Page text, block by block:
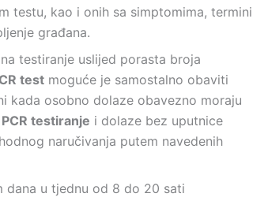
testu, kao i onih sa simptomima, termini
građana.
testiranje uslijed porasta broja
test moguće je samostalno obaviti
kada osobno dolaze obavezno moraju
PCR testiranje i dolaze bez uputnice
naručivanja putem navedenih
dana u tjednu od 8 do 20 sati